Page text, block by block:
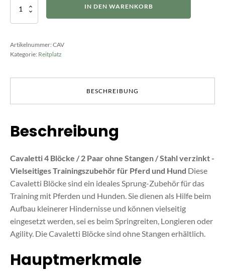
Blöcke
2
Paar
/
IN DEN WARENKORB
Artikelnummer: CAV
Kategorie: Reitplatz
BESCHREIBUNG
Beschreibung
Cavaletti 4 Blöcke / 2 Paar ohne Stangen / Stahl verzinkt -
Vielseitiges Trainingszubehör für Pferd und Hund Diese
Cavaletti Blöcke sind ein ideales Sprung-Zubehör für das
Training mit Pferden und Hunden. Sie dienen als Hilfe beim
Aufbau kleinerer Hindernisse und können vielseitig
eingesetzt werden, sei es beim Springreiten, Longieren oder
Agility. Die Cavaletti Blöcke sind ohne Stangen erhältlich.
Hauptmerkmale